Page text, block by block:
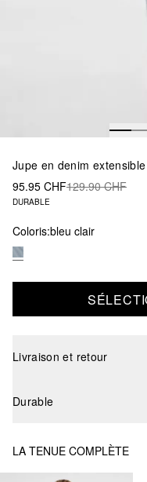
Jupe en denim
95.95 CHF129.90 CHF
DURABLE
Coloris:bleu clair
Livraison et retour
Durable
LA TENUE COMPLÈTE